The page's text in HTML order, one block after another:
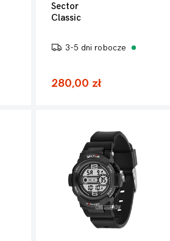
Sector
Classic
3-5 dni robocze
280,00 zł